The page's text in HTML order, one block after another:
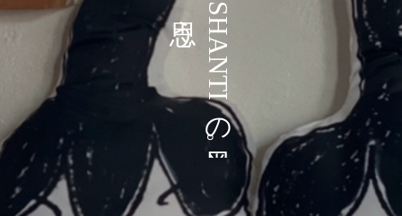
S
H
A
N
T
I
の
。
う
こ
と
な
ど
い
ろ